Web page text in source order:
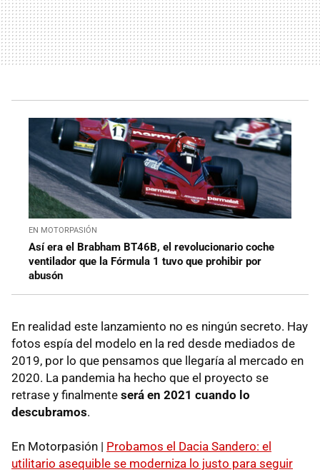
EN MOTORPASIÓN
Así era el Brabham BT46B, el revolucionario coche
ventilador que la Fórmula 1 tuvo que prohibir por
abusón
En realidad este lanzamiento no es ningún secreto. Hay
fotos espía del modelo en la red desde mediados de
2019, por lo que pensamos que llegaría al mercado en
2020. La pandemia ha hecho que el proyecto se
retrase y finalmente será en 2021 cuando lo
descubramos.
En Motorpasión | Probamos el Dacia Sandero: el
utilitario asequible se moderniza lo justo para seguir